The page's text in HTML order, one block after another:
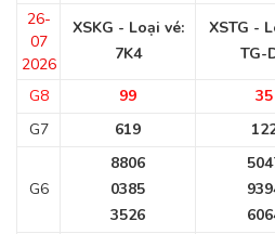
26-
07
2026
XSKG - Loại vé:
7K4
XSTG -
TG-
G8 99 35
G7
619
G6
8806
0385
3526